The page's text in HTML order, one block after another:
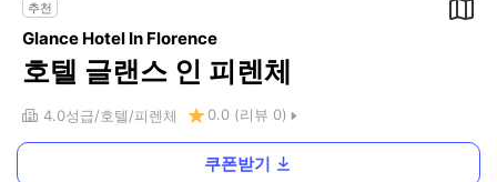
추천
Glance Hotel In Florence
호텔 글랜스 인 피렌체
4.0성급 호텔 피렌체 0.0 (리뷰 0)
쿠폰받기